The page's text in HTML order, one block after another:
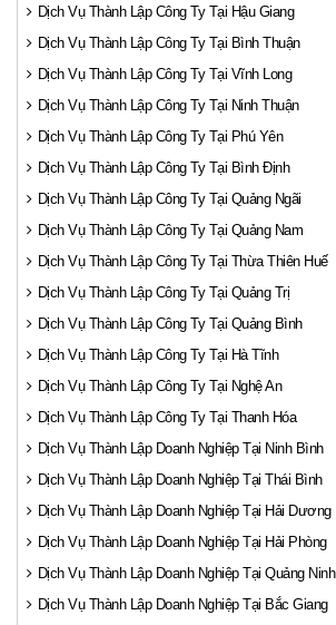
Dịch Vụ Thành Lập Công Ty Tại Hậu Giang
Dịch Vụ Thành Lập Công Ty Tại Bình Thuận
Dịch Vụ Thành Lập Công Ty Tại Vĩnh Long
Dịch Vụ Thành Lập Công Ty Tại Ninh Thuận
Dịch Vụ Thành Lập Công Ty Tại Phú Yên
Dịch Vụ Thành Lập Công Ty Tại Bình Định
Dịch Vụ Thành Lập Công Ty Tại Quảng Ngãi
Dịch Vụ Thành Lập Công Ty Tại Quảng Nam
Dịch Vụ Thành Lập Công Ty Tại Thừa Thiên Huế
Dịch Vụ Thành Lập Công Ty Tại Quảng Trị
Dịch Vụ Thành Lập Công Ty Tại Quảng Bình
Dịch Vụ Thành Lập Công Ty Tại Hà Tĩnh
Dịch Vụ Thành Lập Công Ty Tại Nghệ An
Dịch Vụ Thành Lập Công Ty Tại Thanh Hóa
Dịch Vụ Thành Lập Doanh Nghiệp Tại Ninh Bình
Dịch Vụ Thành Lập Doanh Nghiệp Tại Thái Bình
Dịch Vụ Thành Lập Doanh Nghiệp Tại Hải Dương
Dịch Vụ Thành Lập Doanh Nghiệp Tại Hải Phòng
Dịch Vụ Thành Lập Doanh Nghiệp Tại Quảng Ninh
Dịch Vụ Thành Lập Doanh Nghiệp Tại Bắc Giang